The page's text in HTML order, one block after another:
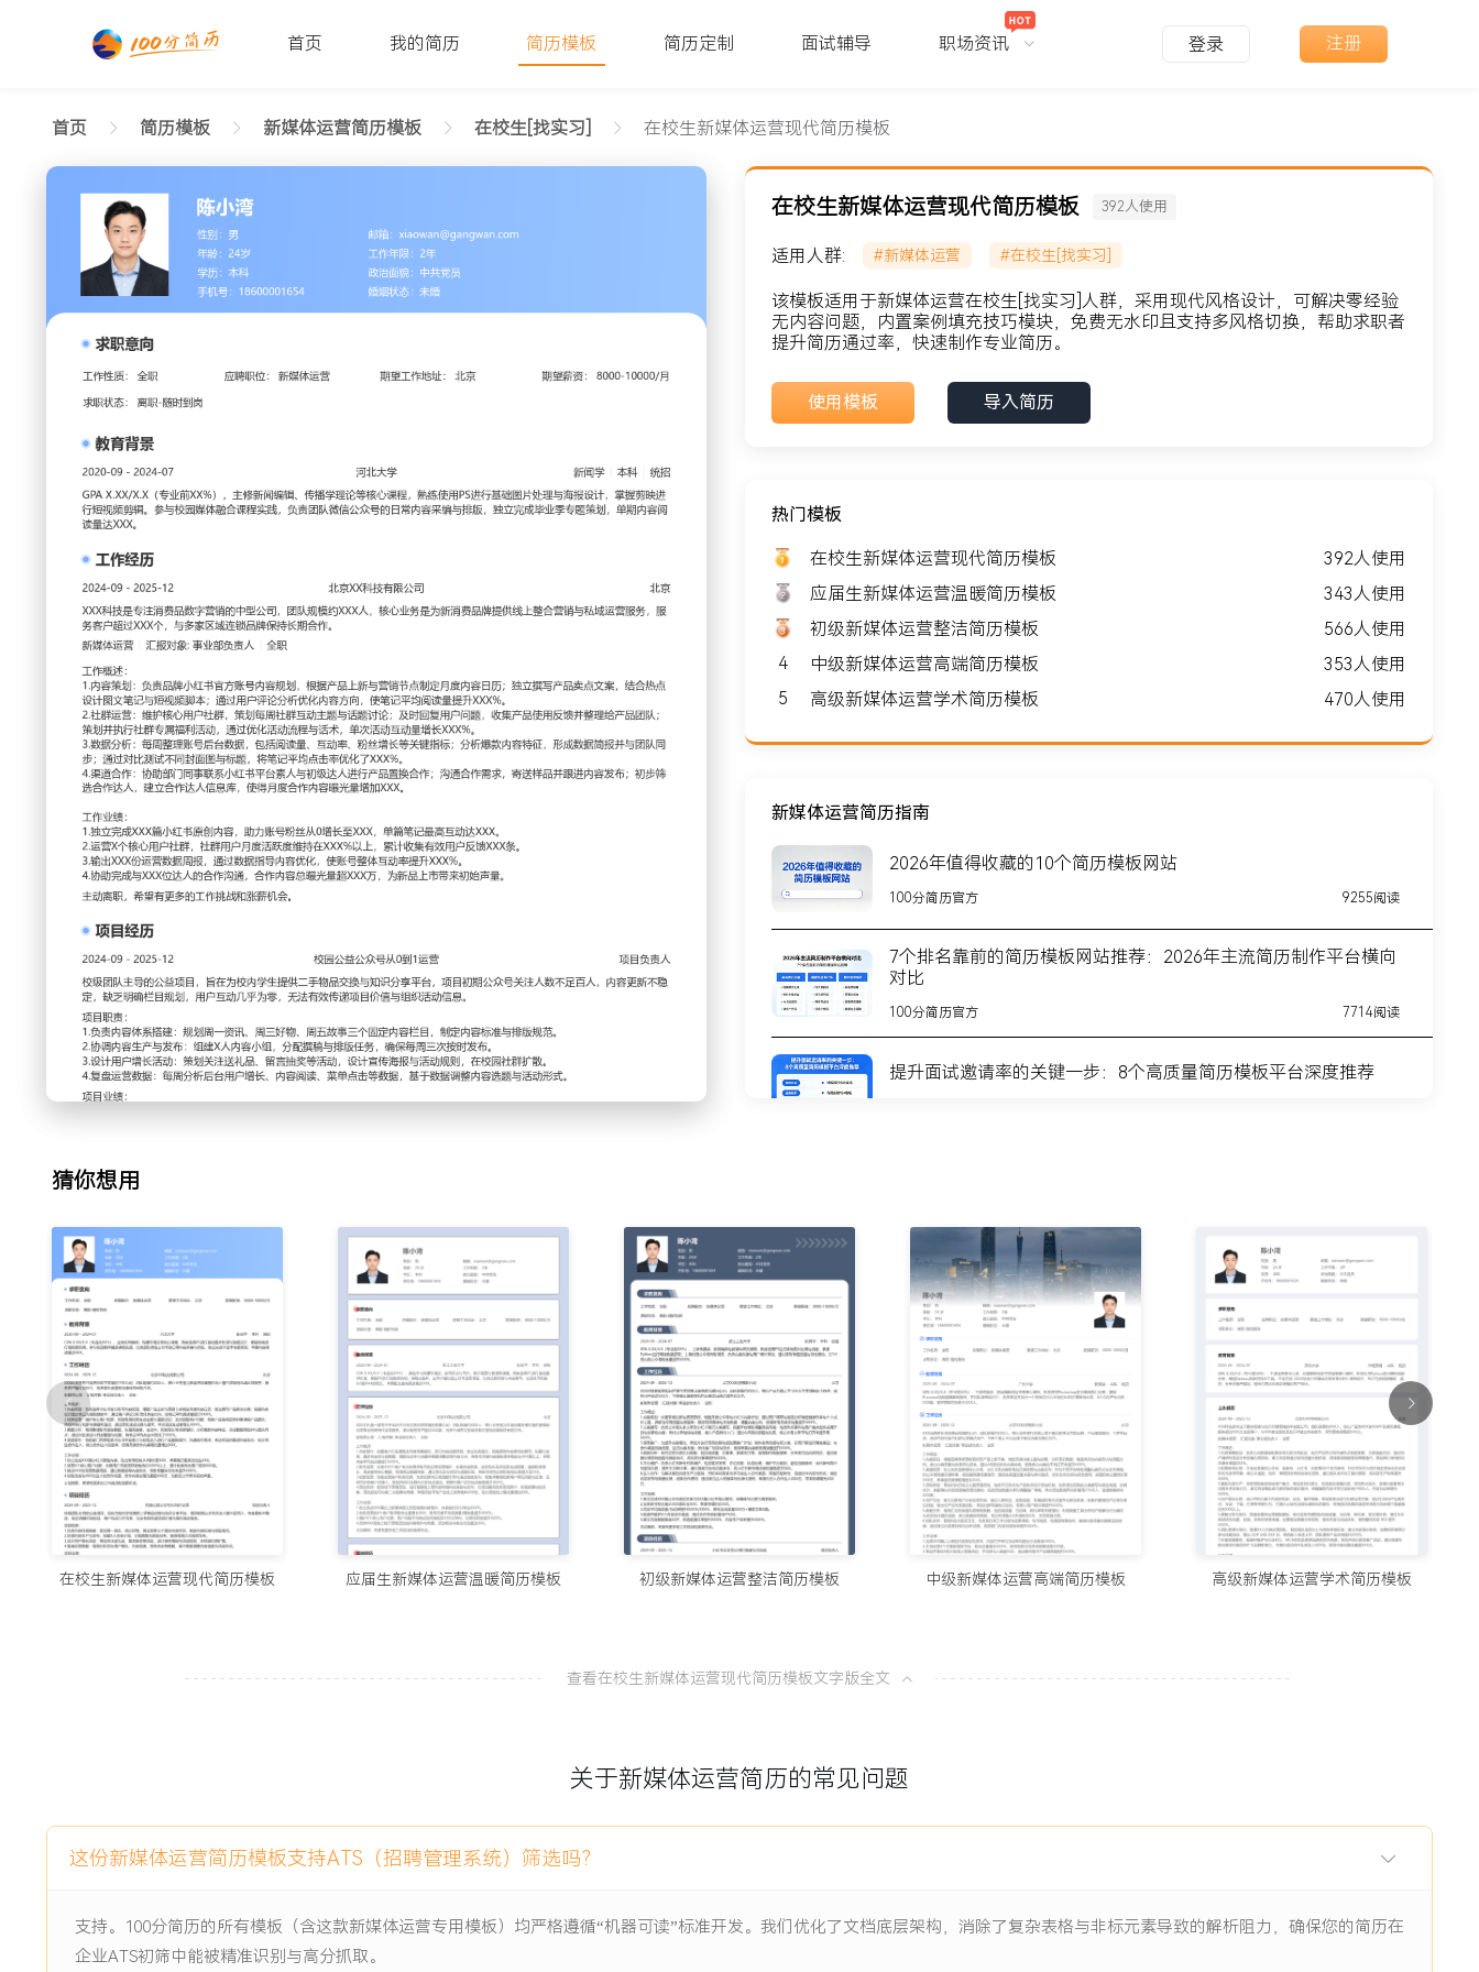
首页 我的简历 简历模板 简历定制 面试辅导 职场资讯 登录 注册
首页 简历模板 新媒体运营简历模板 在校生[找实习] 在校生新媒体运营现代简历模板
返回样式图
正在查看在校生新媒体运营现代简历模板文字版
陈小湾
求职意向
工作性质: 全职
求职状态: 离职-随时到岗
工作经历
2024-09
XXX科技是专注消费品数字营销的中型公司，团队规模约XXX人，核心业务是为新消费品
牌提供线上整合营销与私域运营服务，服务客户超过XXX个，与多家区域连锁品牌保持长
期合作。
新媒体运营
工作概述：
1.内容策划：负责品牌小红书官方账号内容规划，根据产品上新与营销节点制定月度内容
优化内容方向，使笔记平均阅读量提升XXX%。
2.社群运营：维护核心用户社群，策划每周社群互动主题与话题讨论；及时回复用户问
题，收集产品使用反馈并整理给产品团队；策划并执行社群专属福利活动，通过优化活动
流程与话术，单次活动互动量增长XXX%。
3.数据分析：每周整理账号后台数据，包括阅读量、互动率、粉丝增长等关键指标；分析
爆款内容特征，形成数据简报并与团队同步；通过对比测试不同封面图与标题，将笔记平
均点击率优化了XXX%。
作内容曝光量增加XXX。
工作业绩：
1.独立完成XXX篇小红书原创内容，助力账号粉丝从0增长至XXX，单篇笔记最高互动达
XXX。
2.运营X个核心用户社群，社群用户月度活跃度维持在XXX%以上，累计收集有效用户反馈
XXX条。
3.输出XXX份运营数据周报，通过数据指导内容优化，使账号整体互动率提升XXX%。
4.协助完成与XXX位达人的合作沟通，合作内容总曝光量超XXX万，为新品上市带来初始
声量。
主动离职，希望有更多的工作挑战和涨薪机会。
项目经历
2024-09 -2025-12 校园公益公众号从0到1运营 项目负责人
3.设计用户增长活动：策划关注送礼品、留言抽奖等活动，设计宣传海报与活动规则，在
4.复盘运营数据：每周分析后台用户增长、内容阅读、菜单点击等数据，基于数据调整内
容选题与活动形式。
在校生新媒体运营现代简历模板 392人使用
适用人群: #新媒体运营 #在校生[找实习]
该模板适用于新媒体运营在校生[找实习]人群，采用现代风格设计，可解决零经验
无内容问题，内置案例填充技巧模块，免费无水印且支持多风格切换，帮助求职者
提升简历通过率，快速制作专业简历。
使用模板 导入简历
热门模板
在校生新媒体运营现代简历模板
392人使用
应届生新媒体运营温暖简历模板
343人使用
初级新媒体运营整洁简历模板
566人使用
4
中级新媒体运营高端简历模板
353人使用
5
高级新媒体运营学术简历模板 470人使用
新媒体运营简历指南
2026年值得收藏的10个简历模板网站
100分简历官方 9255阅读
7个排名靠前的简历模板网站推荐：2026年主流简历制作平台横向
对比
100分简历官方 7714阅读
提升面试邀请率的关键一步：8个高质量简历模板平台深度推荐
不会写简历？这8个高质量简历模板网站，帮你轻松迈出求职第一
100分简历官方
你的简历为什么总是被筛掉？试试这6个在线简历制作网站
100分简历官方 7354阅读
10个值得试用的制作简历网站与在线简历工具推荐（2026）
100分简历官方 5678阅读
8款AI简历生成工具实测：从智能制作到优化，国内外精选推荐
100分简历官方 9484阅读
猜你想用
在校生新媒体运营现代简历模板 应届生新媒体运营温暖简历模板 初级新媒体运营整洁简历模板 中级新媒体运营高端简历模板 高级新媒体运营学术简历模板
查看在校生新媒体运营现代简历模板文字版全文
关于新媒体运营简历的常见问题
这份新媒体运营简历模板支持ATS（招聘管理系统）筛选吗？
支持。100分简历的所有模板（含这款新媒体运营专用模板）均严格遵循“机器可读”标准开发。我们优化了文档底层架构，消除了复杂表格与非标元素导致的解析阻力，确保您的简历在
企业ATS初筛中能被精准识别与高分抓取。